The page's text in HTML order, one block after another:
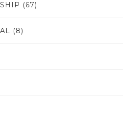
(67)
(8)